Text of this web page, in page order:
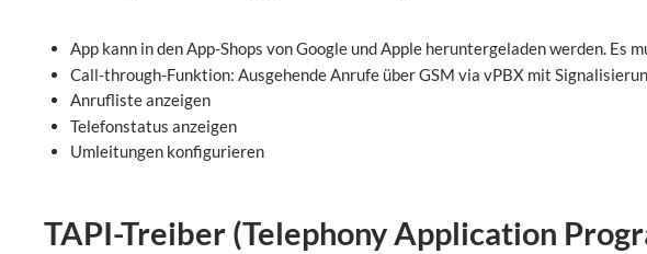
App kann in den App-Shops von Google und Apple heruntergeladen werden. Es
Call-through-Funktion: Ausgehende Anrufe über GSM via vPBX mit
Anrufliste anzeigen
Telefonstatus anzeigen
Umleitungen konfigurieren
TAPI-Treiber (Telephony Application